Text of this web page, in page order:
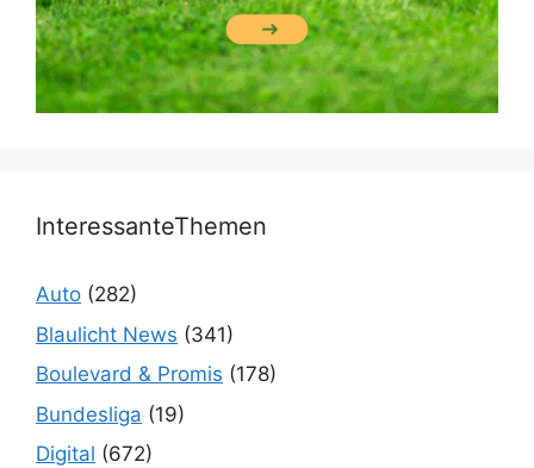
InteressanteThemen
Auto (282)
Blaulicht News (341)
Boulevard & Promis (178)
Bundesliga (19)
Digital (672)